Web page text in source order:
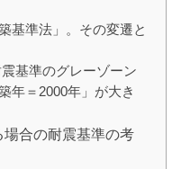
基準法」。その変遷と
基準のグレーゾーン
年＝2000年」が大き
合の耐震基準の考